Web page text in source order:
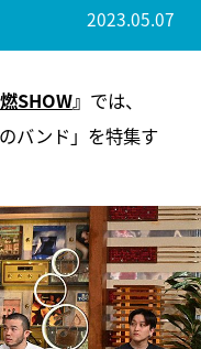
2023.05.07
SHOW』 では、
バンド」を特集す